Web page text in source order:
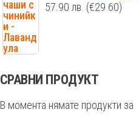
57.90 лв. (€29.60)
СРАВНИ ПРОДУКТ
В момента нямате продукти за